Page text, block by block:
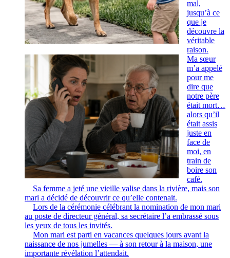
mal,
jusqu’à ce
que je
découvre la
véritable
raison.
Ma sœur
m’a appelé
pour me
dire que
notre père
était mort…
alors qu’il
était assis
juste en
face de
moi, en
train de
boire son
café.
Sa femme a jeté une vieille valise dans la rivière, mais son
mari a décidé de découvrir ce qu’elle contenait.
Lors de la cérémonie célébrant la nomination de mon mari
au poste de directeur général, sa secrétaire l’a embrassé sous
les yeux de tous les invités.
Mon mari est parti en vacances quelques jours avant la
naissance de nos jumelles — à son retour à la maison, une
importante révélation l’attendait.